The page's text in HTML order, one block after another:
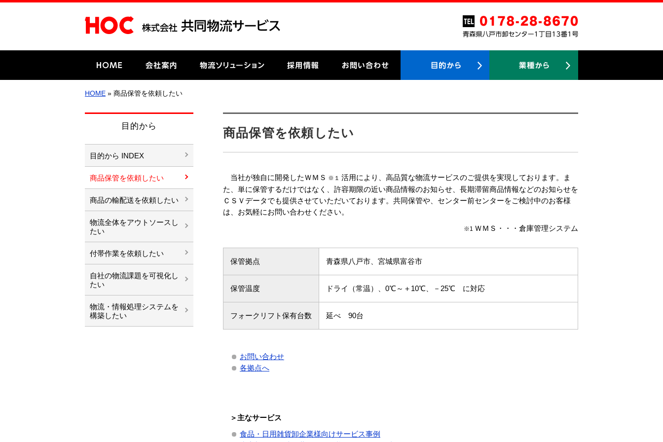
HOME » 商品保管を依頼したい
商品保管を依頼したい
当社が独自に開発したＷＭＳ ※１ 活用により、高品質な物流サービスのご提供を実現しております。ま
た、単に保管するだけではなく、許容期限の近い商品情報のお知らせ、長期滞留商品情報などのお知らせを
ＣＳＶデータでも提供させていただいております。共同保管や、センター前センターをご検討中のお客様
は、お気軽にお問い合わせください。
※1 ＷＭＳ・・・倉庫管理システム
保管拠点 青森県八戸市、宮城県富谷市
保管温度 ドライ（常温）、0℃～＋10℃、－25℃ に対応
フォークリフト保有台数 延べ 90台
お問い合わせ
各拠点へ
＞主なサービス
食品・日用雑貨卸企業様向けサービス事例
目的から
目的から INDEX
商品保管を依頼したい
商品の輸配送を依頼したい
物流全体をアウトソースし
たい
付帯作業を依頼したい
自社の物流課題を可視化し
たい
物流・情報処理システムを
構築したい